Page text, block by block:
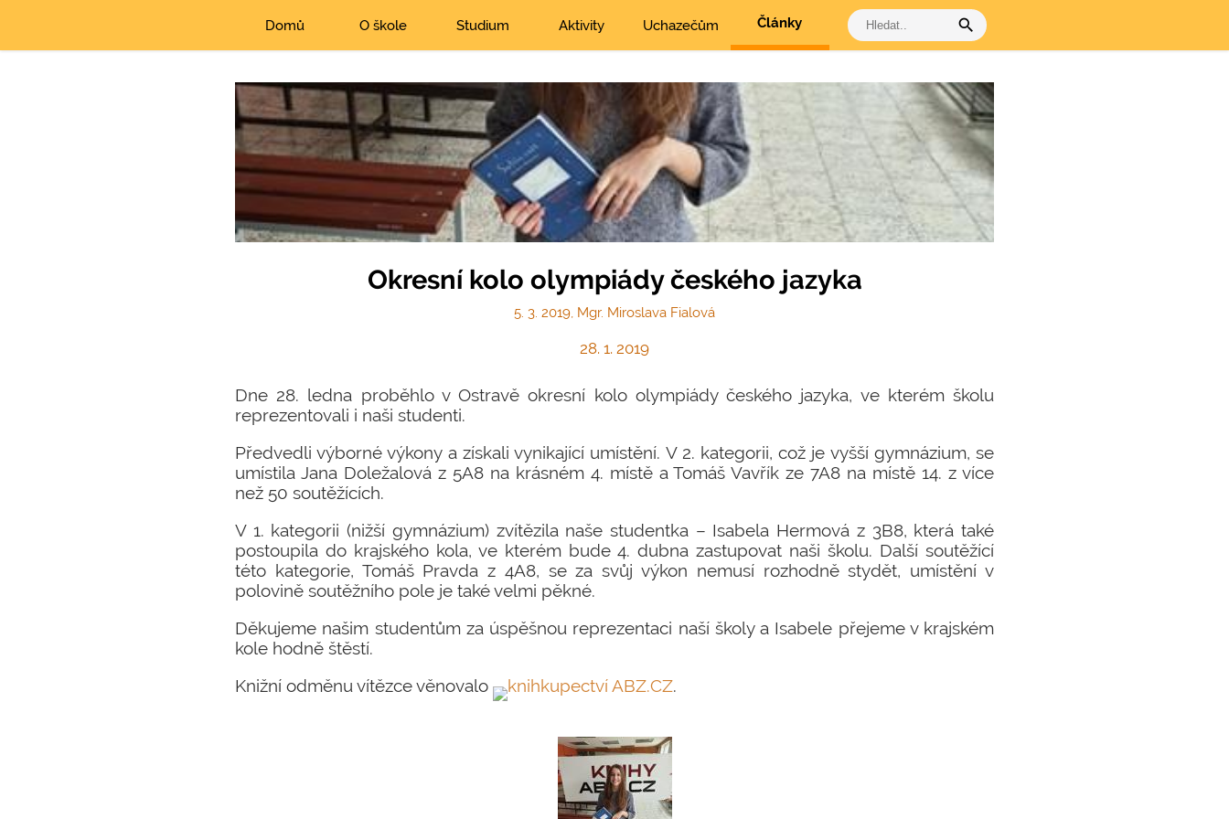
Domů O škole Studium Aktivity Uchazečům Články search
Okresní kolo olympiády českého jazyka
5. 3. 2019, Mgr. Miroslava Fialová
28. 1. 2019
Dne 28. ledna proběhlo v Ostravě okresní kolo olympiády českého jazyka, ve kterém školu
reprezentovali i naši studenti.
Předvedli výborné výkony a získali vynikající umístění. V 2. kategorii, což je vyšší gymnázium, se
umístila Jana Doležalová z 5A8 na krásném 4. místě a Tomáš Vavřík ze 7A8 na místě 14. z více
než 50 soutěžících.
V 1. kategorii (nižší gymnázium) zvítězila naše studentka – Isabela Hermová z 3B8, která také
postoupila do krajského kola, ve kterém bude 4. dubna zastupovat naši školu. Další soutěžící
této kategorie, Tomáš Pravda z 4A8, se za svůj výkon nemusí rozhodně stydět, umístění v
polovině soutěžního pole je také velmi pěkné.
Děkujeme našim studentům za úspěšnou reprezentaci naší školy a Isabele přejeme v krajském
kole hodně štěstí.
Knižní odměnu vítězce věnovalo
knihkupectví ABZ.CZ.